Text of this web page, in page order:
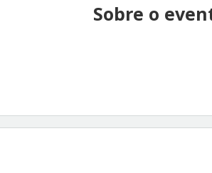
Sobre o